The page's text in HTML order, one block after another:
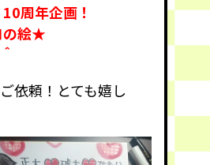
周年企画！
の絵★
依頼！とても嬉し